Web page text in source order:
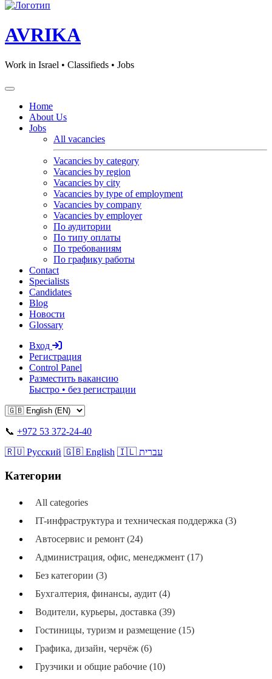
AVRIKA
Work in Israel • Classifieds • Jobs
Home
About Us
Jobs
All vacancies
Vacancies by category
Vacancies by region
Vacancies by city
Vacancies by type of employment
Vacancies by company
Vacancies by employer
По аудитории
По типу оплаты
По требованиям
По графику работы
Contact
Specialists
Candidates
Blog
Новости
Glossary
Вход
Регистрация
Control Panel
Разместить вакансию
Быстро • без регистрации
📞 +972 53 372-24-40
🇷🇺 Русский 🇬🇧 English 🇮🇱 עברית
Категории
All categories
IT-инфраструктура и техническая поддержка (3)
Автосервис и ремонт (24)
Администрация, офис, менеджмент (17)
Без категории (3)
Бухгалтерия, финансы, аудит (4)
Водители, курьеры, доставка (39)
Гостиницы, туризм и размещение (15)
Графика, дизайн, черчёж (6)
Грузчики и общие рабочие (10)